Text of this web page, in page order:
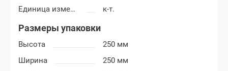
Единица измерения
к-т.
Размеры упаковки
Высота
250 мм
Ширина
250 мм